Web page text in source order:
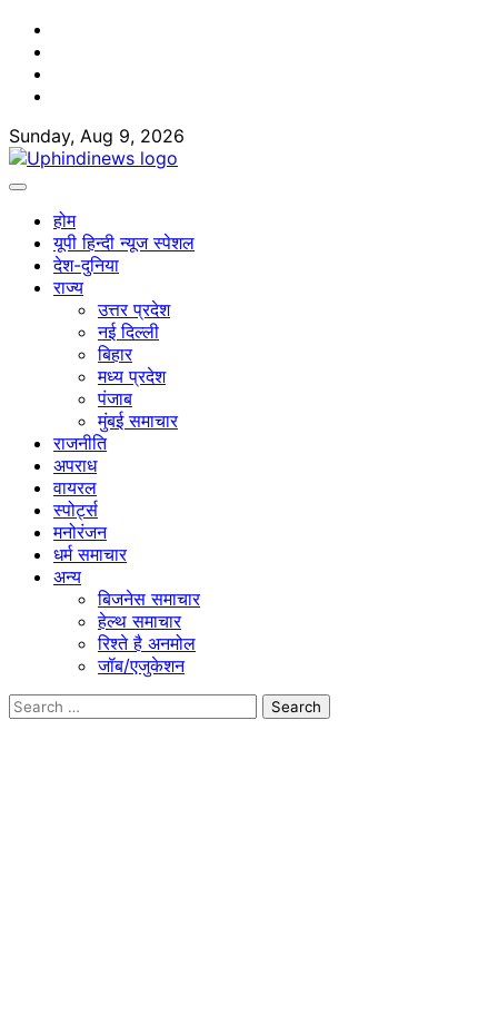
Skip
content
Sunday, Aug 9, 2026
होम
यूपी हिन्दी न्यूज स्पेशल
देश-दुनिया
राज्य
उत्तर प्रदेश
नई दिल्ली
बिहार
मध्य प्रदेश
पंजाब
मुंबई समाचार
राजनीति
अपराध
वायरल
स्पोर्ट्स
मनोरंजन
धर्म समाचार
अन्य
बिजनेस समाचार
हेल्थ समाचार
रिश्ते है अनमोल
जॉब/एजुकेशन
Search